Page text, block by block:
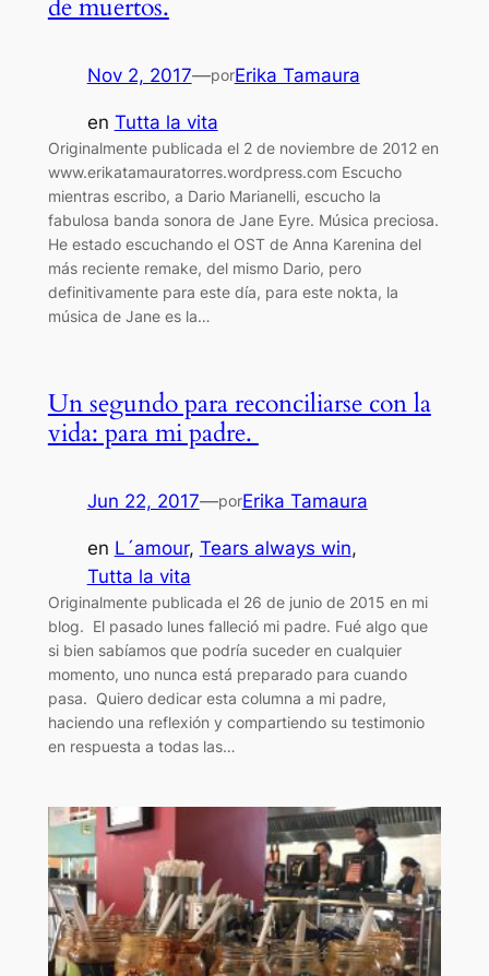
de muertos.
Nov 2, 2017—porErika Tamaura
en Tutta la vita
Originalmente publicada el 2 de noviembre de 2012 en
www.erikatamauratorres.wordpress.com Escucho
mientras escribo, a Dario Marianelli, escucho la
fabulosa banda sonora de Jane Eyre. Música preciosa.
He estado escuchando el OST de Anna Karenina del
más reciente remake, del mismo Dario, pero
definitivamente para este día, para este nokta, la
música de Jane es la…
Un segundo para reconciliarse con la
vida: para mi padre.
Jun 22, 2017—porErika Tamaura
en L´amour, Tears always win
Tutta la vita
Originalmente publicada el 26 de junio de 2015 en mi
blog. El pasado lunes falleció mi padre. Fué algo que
si bien sabíamos que podría suceder en cualquier
momento, uno nunca está preparado para cuando
pasa. Quiero dedicar esta columna a mi padre,
haciendo una reflexión y compartiendo su testimonio
en respuesta a todas las…